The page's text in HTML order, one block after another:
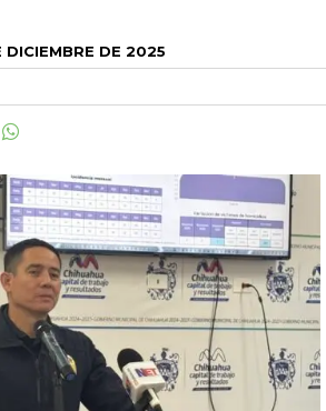
DICIEMBRE DE 2025